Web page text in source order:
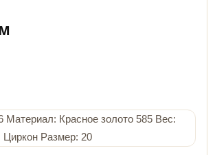
Материал: Красное золото 585 Вес:
Циркон Размер: 20